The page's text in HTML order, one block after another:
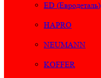
ED (Евродеталь)
HAPRO
NEUMANN
KOFFER